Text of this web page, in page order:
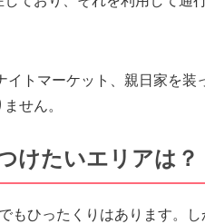
イトマーケット、親日家を装
せん。
けたいエリアは？
もひったくりはあります。